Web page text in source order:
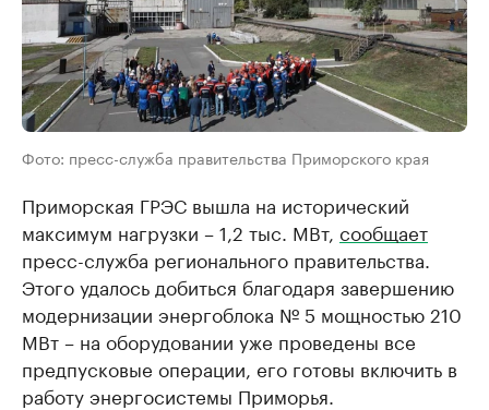
Фото: пресс-служба правительства Приморского края
Приморская ГРЭС вышла на исторический
максимум нагрузки – 1,2 тыс. МВт, сообщает
пресс-служба регионального правительства.
Этого удалось добиться благодаря завершению
модернизации энергоблока № 5 мощностью 210
МВт – на оборудовании уже проведены все
предпусковые операции, его готовы включить в
работу энергосистемы Приморья.